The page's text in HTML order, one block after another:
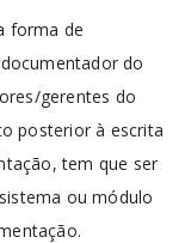
forma de
do
gerentes do
posterior à escrita
tem que ser
ou módulo